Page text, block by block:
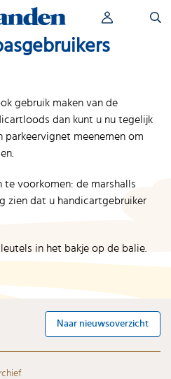
naar:
gebruik maken van de
dan kunt u nu tegelijk
meenemen om
voorkomen: de marshalls
zien dat u handicartgebruiker
in het bakje op de balie.
Naar nieuwsoverzicht